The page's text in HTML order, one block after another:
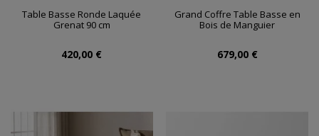
Table Basse Ronde Laquée
Grenat 90 cm
420,00 €
Grand Coffre Table Basse en
Bois de Manguier
679,00 €